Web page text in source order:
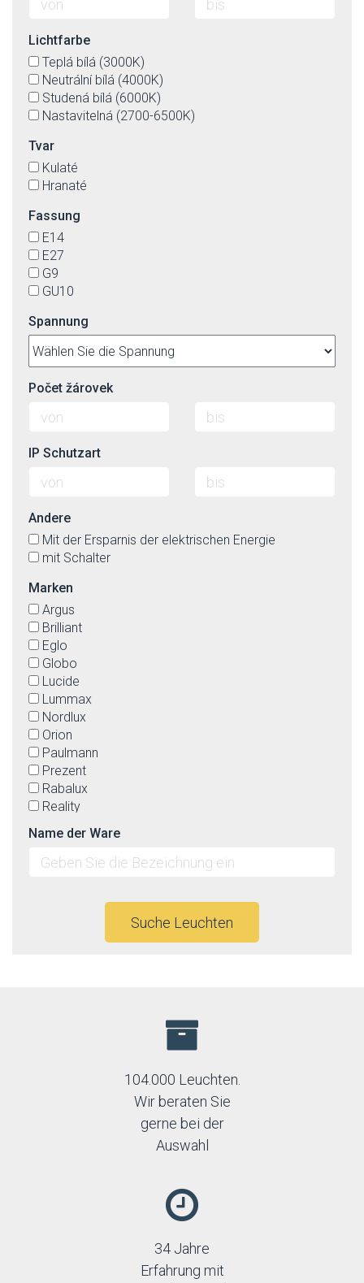
Lichtfarbe
Teplá bílá (3000K)
Neutrální bílá (4000K)
Studená bílá (6000K)
Nastavitelná (2700-6500K)
Tvar
Kulaté
Hranaté
Fassung
E14
E27
G9
GU10
Spannung
Počet žárovek
IP Schutzart
Andere
Mit der Ersparnis der elektrischen Energie
mit Schalter
Marken
Argus
Brilliant
Eglo
Globo
Lucide
Lummax
Nordlux
Orion
Paulmann
Prezent
Rabalux
Reality
Rendl
TK Lighting
Top-light
Name der Ware
Suche Leuchten
104.000 Leuchten.
Wir beraten Sie
gerne bei der
Auswahl
34 Jahre
Erfahrung mit